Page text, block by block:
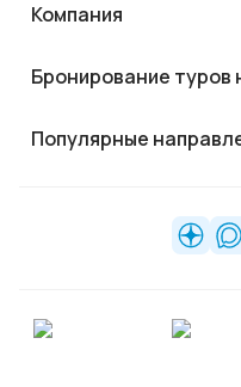
Компания
Бронирование туров
Популярные